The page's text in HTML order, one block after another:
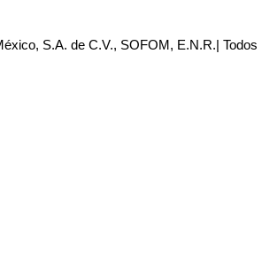
S.A. de C.V., SOFOM, E.N.R.|